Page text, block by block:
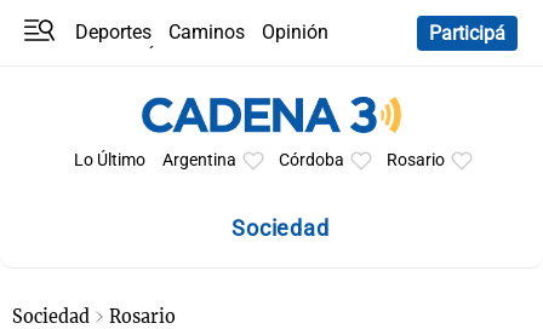
Deportes Caminos
Opinión
Participá
Lo Último Argentina Córdoba Rosario
Sociedad
Sociedad Rosario